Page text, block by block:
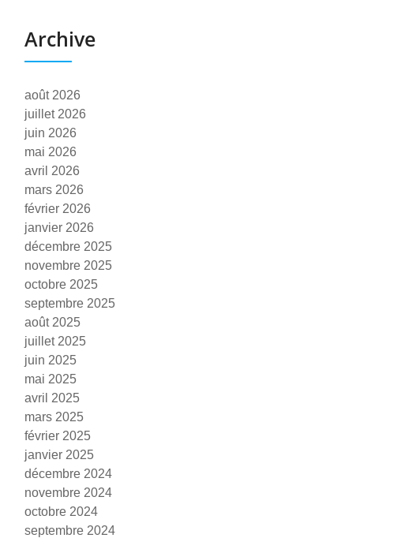
Archive
août 2026
juillet 2026
juin 2026
mai 2026
avril 2026
mars 2026
février 2026
janvier 2026
décembre 2025
novembre 2025
octobre 2025
septembre 2025
août 2025
juillet 2025
juin 2025
mai 2025
avril 2025
mars 2025
février 2025
janvier 2025
décembre 2024
novembre 2024
octobre 2024
septembre 2024